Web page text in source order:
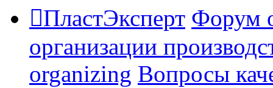
ПластЭксперт Форум
организации
organizing Вопросы